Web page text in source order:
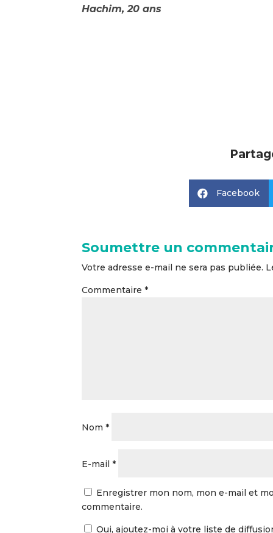
Hachim, 20 ans
 Facebook
Soumettre un
Votre adresse e-mail ne sera pas publiée.
Commentaire*
Nom*
E-mail*
Enregistrer mon nom, mon e-mail et
commentaire.
Oui, ajoutez-moi à votre liste de